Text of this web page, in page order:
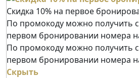
Скидка 10% на первое
По промокоду можно получить
первом бронировании номера
По промокоду можно получить
первом бронировании номера
Скрыть